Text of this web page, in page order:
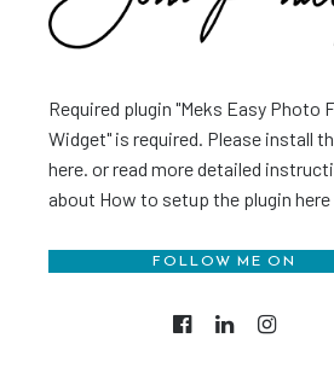
Required plugin "Meks Easy Photo
Widget" is required. Please install
here . or read more detailed
about How to setup the plugin here
FOLLOW ME ON